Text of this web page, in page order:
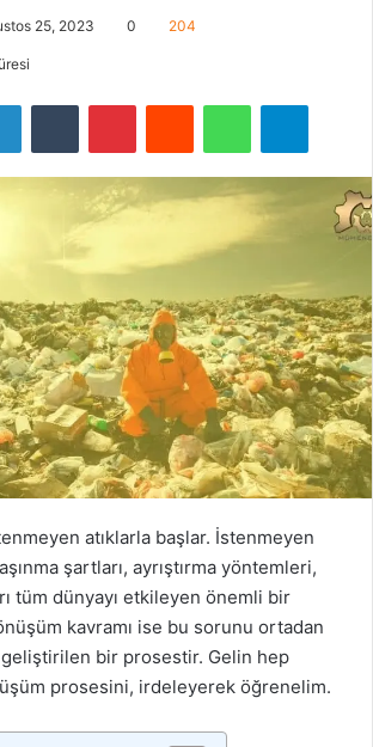
25, 2023 0 204
LinkedInTumblr PinterestReddit WhatsApp
atıklarla başlar. İstenmeyen
şartları, ayrıştırma yöntemleri,
tüm dünyayı etkileyen önemli bir
kavramı ise bu sorunu ortadan
geliştirilen bir prosestir. Gelin hep
prosesini, irdeleyerek öğrenelim.